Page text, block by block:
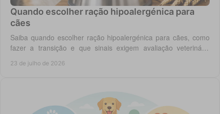
Quando escolher ração hipoalergénica para
cães
Saiba quando escolher ração hipoalergénica para cães, como
fazer a transição e que sinais exigem avaliação veterinária
23 de julho de 2026